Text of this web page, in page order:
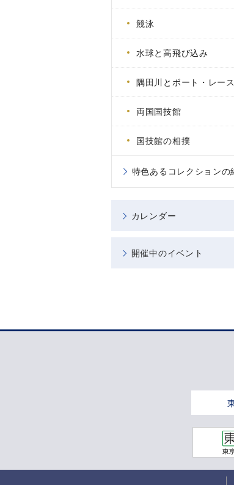
競泳
水球と高飛び込み
隅田川とボート・レース
両国国技館
国技館の相撲
特色あるコレクションの
カレンダー
開催中のイベント